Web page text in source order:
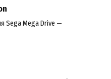
Sega Mega Drive —